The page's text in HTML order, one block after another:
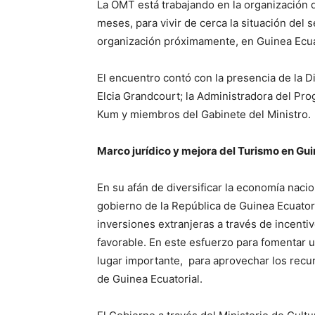
La OMT está trabajando en la
meses, para vivir de cerca la situación del
organización próximamente, en Guinea
El encuentro contó con la presencia de la
Elcia Grandcourt; la Administradora del
Kum y miembros del Gabinete del Ministro.
Marco jurídico y mejora del Turismo en
En su afán de diversificar la economía
gobierno de la República de Guinea
inversiones extranjeras a través de
favorable. En este esfuerzo para fomentar
lugar importante, para aprovechar los
de Guinea Ecuatorial.